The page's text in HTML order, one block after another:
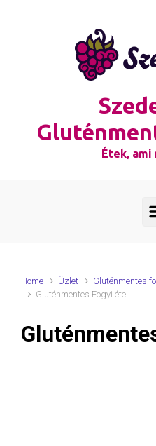
Étek, ami
Home Üzlet
Gluténmentes
Gluténmentes Fogyi étel